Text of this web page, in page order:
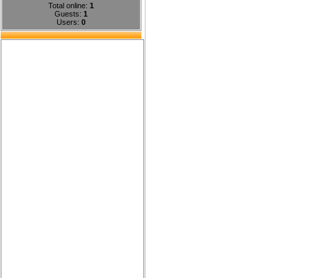
Total online: 1
Guests: 1
Users: 0